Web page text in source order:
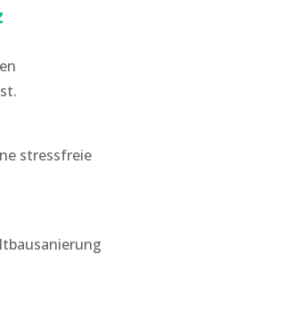
stressfreie